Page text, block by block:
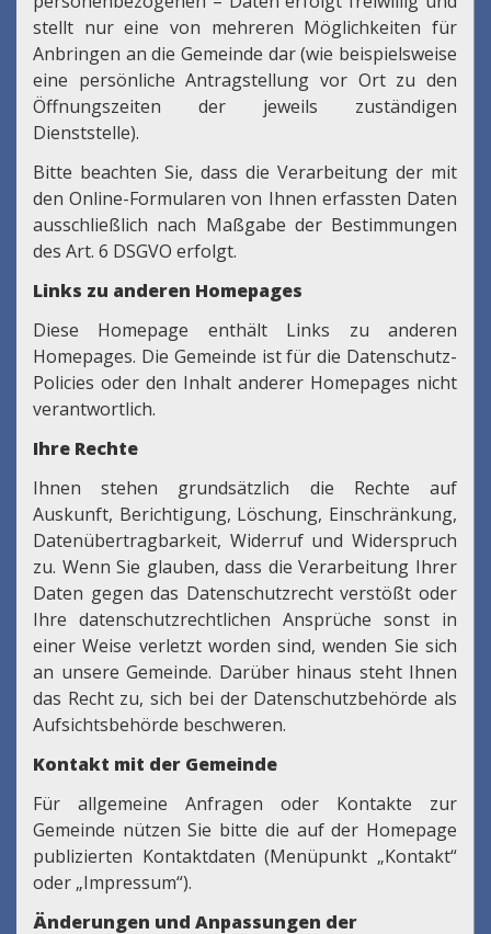
stellt nur eine von mehreren Möglichkeiten für
Anbringen an die Gemeinde dar (wie beispielsweise
eine persönliche Antragstellung vor Ort zu den
Öffnungszeiten der jeweils zuständigen
Dienststelle).
Bitte beachten Sie, dass die Verarbeitung der mit
den Online-Formularen von Ihnen erfassten Daten
ausschließlich nach Maßgabe der Bestimmungen
des Art. 6 DSGVO erfolgt.
Links zu anderen Homepages
Diese Homepage enthält Links zu anderen
Homepages. Die Gemeinde ist für die Datenschutz-
Policies oder den Inhalt anderer Homepages nicht
verantwortlich.
Ihre Rechte
Ihnen stehen grundsätzlich die Rechte auf
Auskunft, Berichtigung, Löschung, Einschränkung,
Datenübertragbarkeit, Widerruf und Widerspruch
zu. Wenn Sie glauben, dass die Verarbeitung Ihrer
Daten gegen das Datenschutzrecht verstößt oder
Ihre datenschutzrechtlichen Ansprüche sonst in
einer Weise verletzt worden sind, wenden Sie sich
an unsere Gemeinde. Darüber hinaus steht Ihnen
das Recht zu, sich bei der Datenschutzbehörde als
Aufsichtsbehörde beschweren.
Kontakt mit der Gemeinde
Für allgemeine Anfragen oder Kontakte zur
Gemeinde nützen Sie bitte die auf der Homepage
publizierten Kontaktdaten (Menüpunkt „Kontakt“
oder „Impressum“).
Änderungen und Anpassungen der